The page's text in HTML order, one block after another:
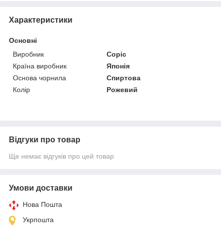
Характеристики
Основні
Виробник
Copic
Країна виробник
Японія
Основа чорнила
Спиртова
Колір
Рожевий
Відгуки про товар
Ще немає відгуків про цей товар
Умови доставки
Нова Пошта
Укрпошта